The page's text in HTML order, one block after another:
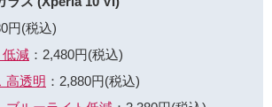
円(税込)
低減 ：2,480円(税込)
高透明 ：2,880円(税込)